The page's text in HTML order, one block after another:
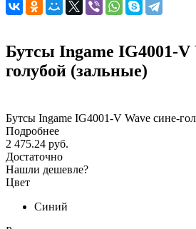
Бутсы Ingame IG4001-V
голубой (зальные)
Бутсы Ingame IG4001-V Wave сине-
Подробнее
2 475.24 руб.
Достаточно
Нашли дешевле?
Цвет
Синий